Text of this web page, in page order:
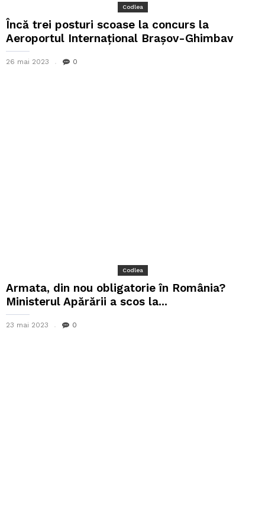
Codlea
Încă trei posturi scoase la concurs la
Aeroportul Internațional Brașov-Ghimbav
26 mai 2023 0
Codlea
Armata, din nou obligatorie în România?
Ministerul Apărării a scos la...
23 mai 2023 0